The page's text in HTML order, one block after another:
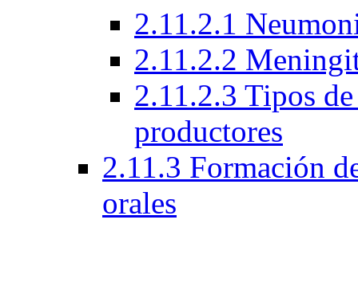
2.11.2.1
2.11.2.2
2.11.2.3 Tipos
productores
2.11.3 Formación
orales